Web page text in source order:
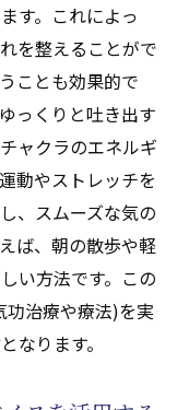
す。これによっ
を整えることがで
ことも効果的で
っくりと吐き出す
ャクラのエネルギ
動やストレッチを
、スムーズな気の
ば、朝の散歩や軽
い方法です。この
功治療や療法)を実
なります。